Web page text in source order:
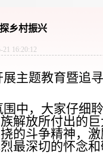
乡村振兴
16:20:12
主题教育暨追
中，大家仔细
解放所付出的
的斗争精神，
最深切的怀念和